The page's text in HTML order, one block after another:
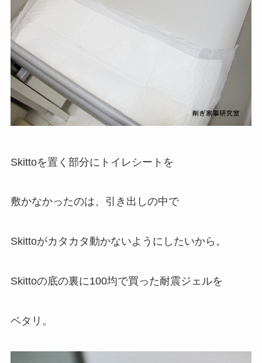
Skittoを置く部分にトイレシートを
敷かなかったのは、引き出しの中で
Skittoがカタカタ動かないようにしたいから。
Skittoの底の裏に100均で買った耐震ジェルを
ペタリ。